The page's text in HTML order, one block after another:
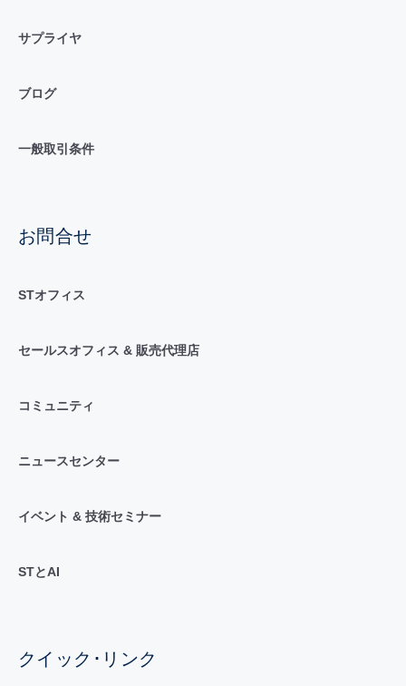
サプライヤ
ブログ
一般取引条件
お問合せ
STオフィス
セールスオフィス & 販売代理店
コミュニティ
ニュースセンター
イベント & 技術セミナー
STとAI
クイック･リンク